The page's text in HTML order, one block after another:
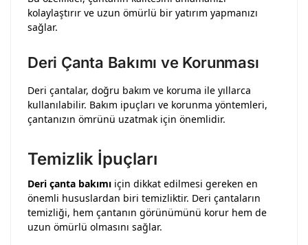
kolaylaştırır ve uzun ömürlü bir yatırım yapmanızı
sağlar.
Deri Çanta Bakımı ve Korunması
Deri çantalar, doğru bakım ve koruma ile yıllarca
kullanılabilir. Bakım ipuçları ve korunma yöntemleri,
çantanızın ömrünü uzatmak için önemlidir.
Temizlik İpuçları
Deri çanta bakımı için dikkat edilmesi gereken en
önemli hususlardan biri temizliktir. Deri çantaların
temizliği, hem çantanın görünümünü korur hem de
uzun ömürlü olmasını sağlar.